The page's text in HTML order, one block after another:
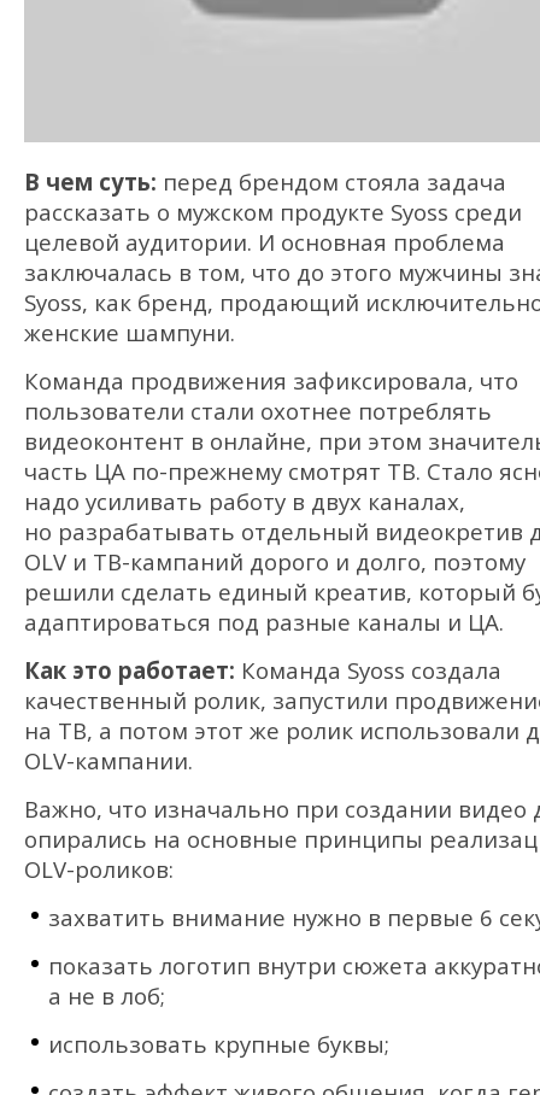
В чем суть: перед брендом стояла задача
рассказать о мужском продукте Syoss среди
целевой аудитории. И основная проблема
заключалась в том, что до этого мужчины
Syoss, как бренд, продающий
женские шампуни.
Команда продвижения зафиксировала, что
пользователи стали охотнее потреблять
видеоконтент в онлайне, при этом
часть ЦА по-прежнему смотрят ТВ. Стало
надо усиливать работу в двух каналах,
но разрабатывать отдельный видеокретив
OLV и ТВ-кампаний дорого и долго, поэтому
решили сделать единый креатив, который
адаптироваться под разные каналы и ЦА.
Как это работает: Команда Syoss создала
качественный ролик, запустили
на ТВ, а потом этот же ролик использовали
OLV-кампании.
Важно, что изначально при создании видео
опирались на основные принципы
OLV-роликов:
захватить внимание нужно в первые 6
показать логотип внутри сюжета
а не в лоб;
использовать крупные буквы;